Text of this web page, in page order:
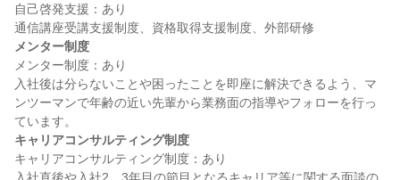
自己啓発支援：あり
メンター制度
メンター制度：あり
入社後は分らないことや困ったことを即座に解決できるよう、マ
ンツーマンで年齢の近い先輩から業務面の指導やフォローを行っ
キャリアコンサルティング制度
キャリアコンサルティング制度：あり